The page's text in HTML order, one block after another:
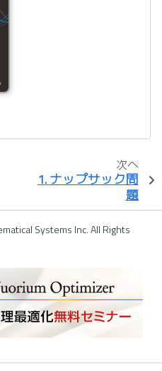
次へ
1.ナップサック問
題
Systems Inc. All Rights